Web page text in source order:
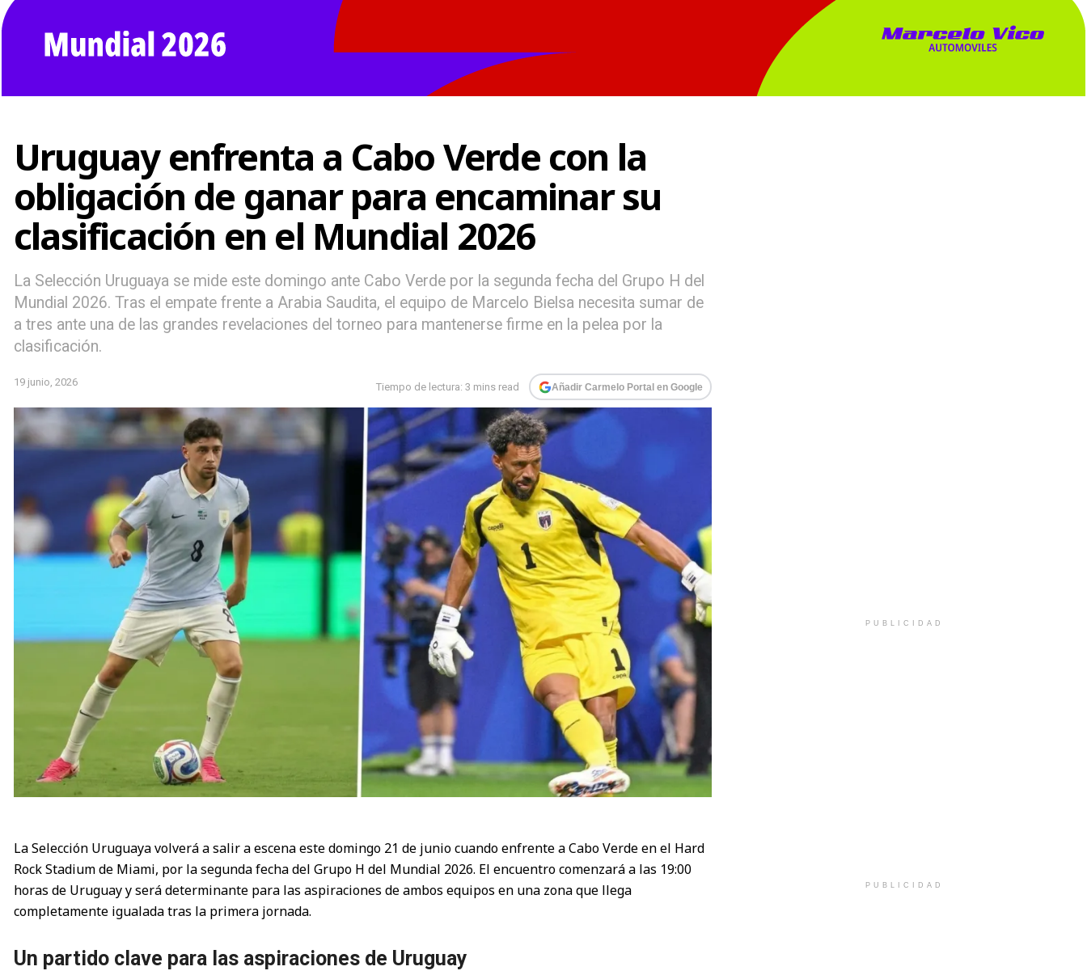
Uruguay enfrenta a Cabo Verde con la
obligación de ganar para encaminar su
clasificación en el Mundial 2026
La Selección Uruguaya se mide este domingo ante Cabo Verde por la segunda fecha del Grupo H del
Mundial 2026. Tras el empate frente a Arabia Saudita, el equipo de Marcelo Bielsa necesita sumar de
a tres ante una de las grandes revelaciones del torneo para mantenerse firme en la pelea por la
clasificación.
19 junio, 2026 Tiempo de lectura: 3 mins read Añadir Carmelo Portal en Google
La Selección Uruguaya volverá a salir a escena este domingo 21 de junio cuando enfrente a Cabo Verde en el Hard
Rock Stadium de Miami, por la segunda fecha del Grupo H del Mundial 2026. El encuentro comenzará a las 19:00
horas de Uruguay y será determinante para las aspiraciones de ambos equipos en una zona que llega
completamente igualada tras la primera jornada.
Un partido clave para las aspiraciones de Uruguay
PUBLICIDAD
PUBLICIDAD